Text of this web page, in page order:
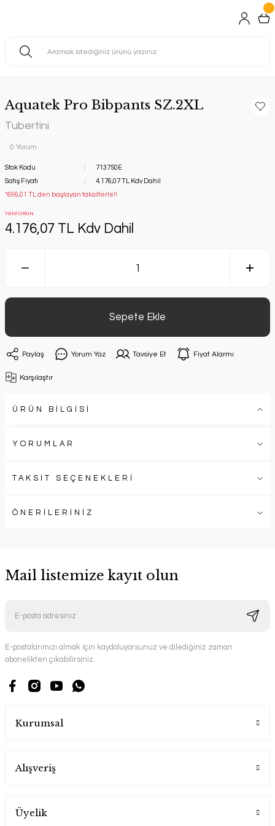
Aquatek Pro Bibpants SZ.2XL
Tubertini
0 Yorum
Stok Kodu
713750E
Satış Fiyatı
4.176,07 TL Kdv Dahil
*696,01 TL den başlayan taksitlerle!!
YENİ ÜRÜN
4.176,07 TL Kdv Dahil
Sepete Ekle
Paylaş Yorum Yaz Tavsiye Et Fiyat Alarmı
Karşılaştır
ÜRÜN BİLGİSİ
YORUMLAR
TAKSİT SEÇENEKLERİ
ÖNERİLERİNİZ
Mail listemize kayıt olun
E-postalarımızı almak için kaydoluyorsunuz ve dilediğiniz zaman
abonelikten çıkabilirsiniz.
Kurumsal
Alışveriş
Üyelik